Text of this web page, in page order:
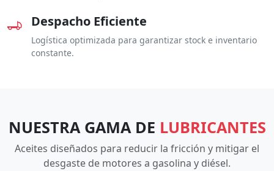
Despacho Eficiente
Logística optimizada para garantizar stock e inventario
constante.
NUESTRA GAMA DE LUBRICANTES
Aceites diseñados para reducir la fricción y mitigar el
desgaste de motores a gasolina y diésel.